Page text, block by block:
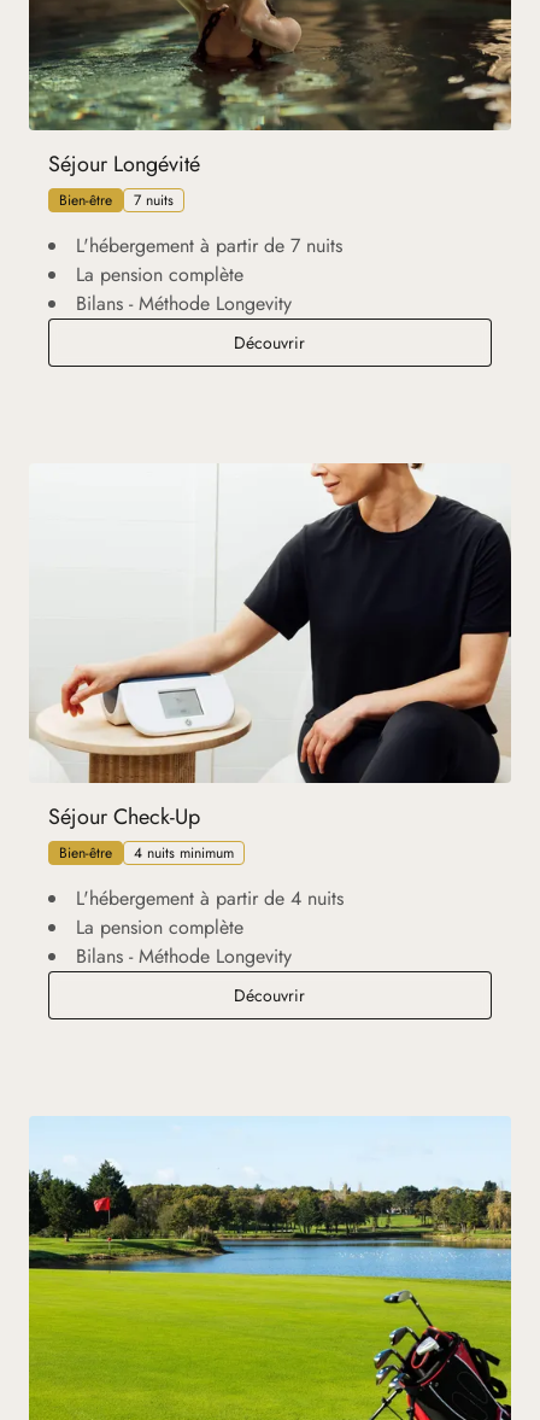
Séjour Longévité
Bien-être 7 nuits
L'hébergement à partir de 7 nuits
La pension complète
Bilans - Méthode Longevity
DécouvrirSéjour Longévité
Séjour Check-Up
Bien-être 4 nuits minimum
L'hébergement à partir de 4 nuits
La pension complète
Bilans - Méthode Longevity
DécouvrirSéjour Check-Up